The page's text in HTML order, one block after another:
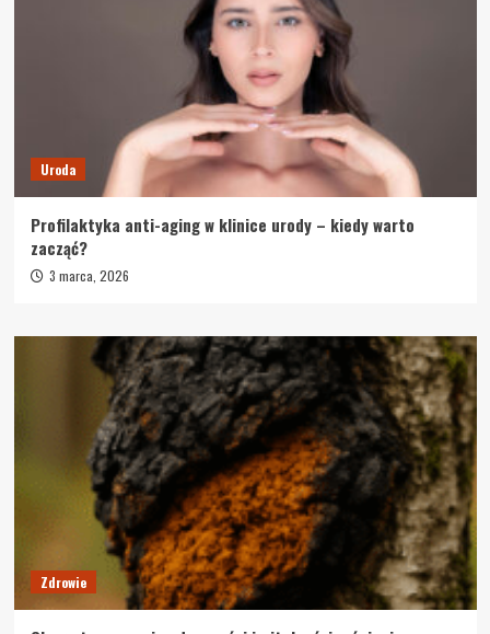
Uroda
Profilaktyka anti-aging w klinice urody – kiedy warto
zacząć?
3 marca, 2026
Zdrowie